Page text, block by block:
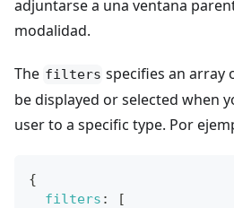
adjuntarse a una ventana
modalidad.
The filters specifies an array
be displayed or selected when
user to a specific type. Por
{
filters :
[